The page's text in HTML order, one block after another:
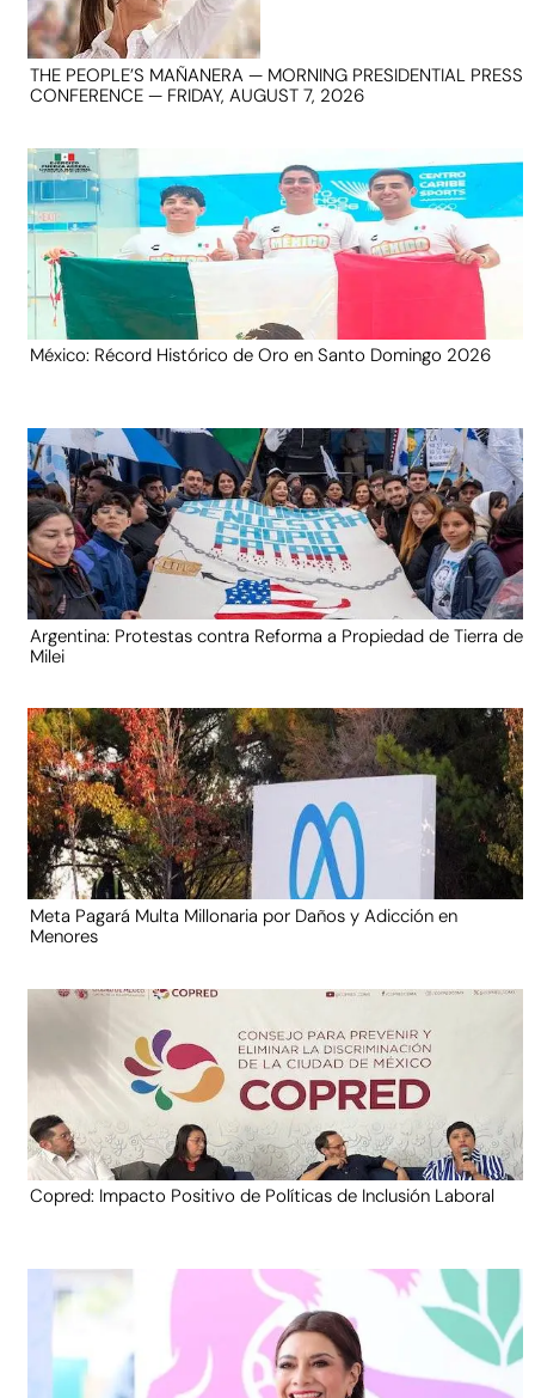
THE PEOPLE’S MAÑANERA — MORNING PRESIDENTIAL PRESS
CONFERENCE — FRIDAY, AUGUST 7, 2026
México: Récord Histórico de Oro en Santo Domingo 2026
Argentina: Protestas contra Reforma a Propiedad de Tierra de
Milei
Meta Pagará Multa Millonaria por Daños y Adicción en
Menores
Copred: Impacto Positivo de Políticas de Inclusión Laboral